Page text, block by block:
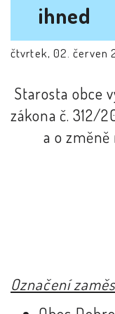
ihned
čtvrtek, 02. červen
Starosta obce
zákona č. 312/
a o
Označení